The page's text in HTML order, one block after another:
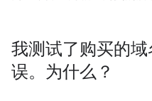
我测试了购买的
误。为什么？